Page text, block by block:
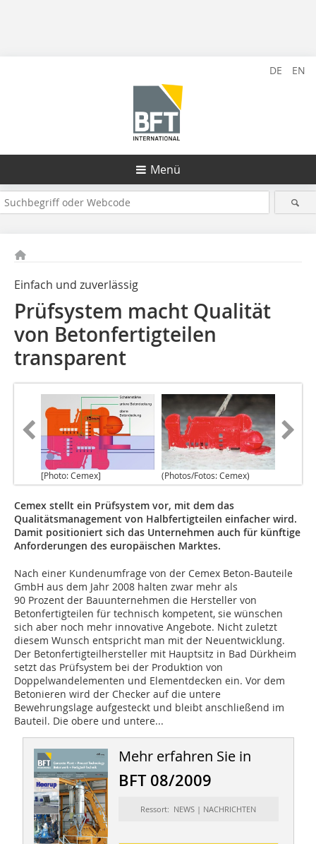
DE EN
Menü
Einfach und zuverlässig
Prüfsystem macht Qualität
von Betonfertigteilen
transparent
[Photo: Cemex] (Photos/Fotos: Cemex)
Cemex stellt ein Prüfsystem vor, mit dem das
Qualitätsmanagement von Halbfertigteilen einfacher wird.
Damit positioniert sich das Unternehmen auch für künftige
Anforderungen des europäischen Marktes.
Nach einer Kundenumfrage von der Cemex Beton-Bauteile
GmbH aus dem Jahr 2008 halten zwar mehr als
90 Prozent der Bauunternehmen die Hersteller von
Betonfertigteilen für technisch kompetent, sie wünschen
sich aber noch mehr innovative Angebote. Nicht zuletzt
diesem Wunsch entspricht man mit der Neuentwicklung.
Der Betonfertigteilhersteller mit Hauptsitz in Bad Dürkheim
setzt das Prüfsystem bei der Produktion von
Doppelwandelementen und Elementdecken ein. Vor dem
Betonieren wird der Checker auf die untere
Bewehrungslage aufgesteckt und bleibt anschließend im
Bauteil. Die obere und untere...
Mehr erfahren Sie in
BFT 08/2009
Ressort: NEWS | NACHRICHTEN